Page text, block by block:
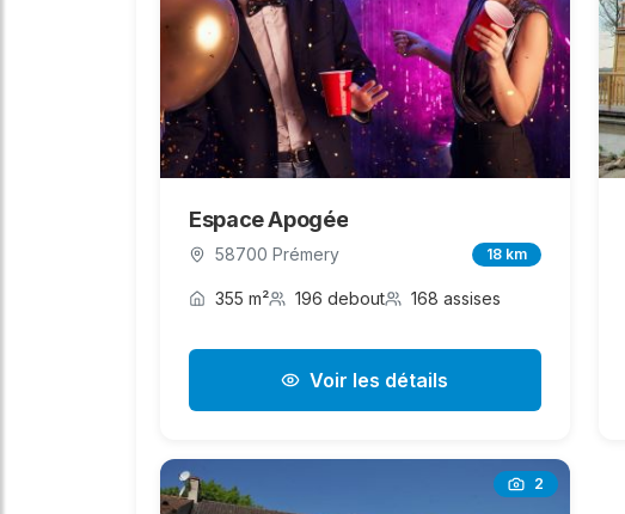
Espace Apogée
58700 Prémery 18 km
355 m² 196 debout 168 assises
Voir les détails
2